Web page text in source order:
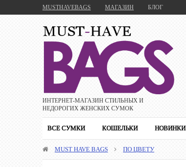
MUSTHAVEBAGS МАГАЗИН БЛОГ
ИНТЕРНЕТ-МАГАЗИН CТИЛЬНЫХ И
НЕДОРОГИХ ЖЕНСКИХ СУМОК
ВСЕ СУМКИ КОШЕЛЬКИ НОВИНКИ
MUST HAVE BAGS ПО ЦВЕТУ